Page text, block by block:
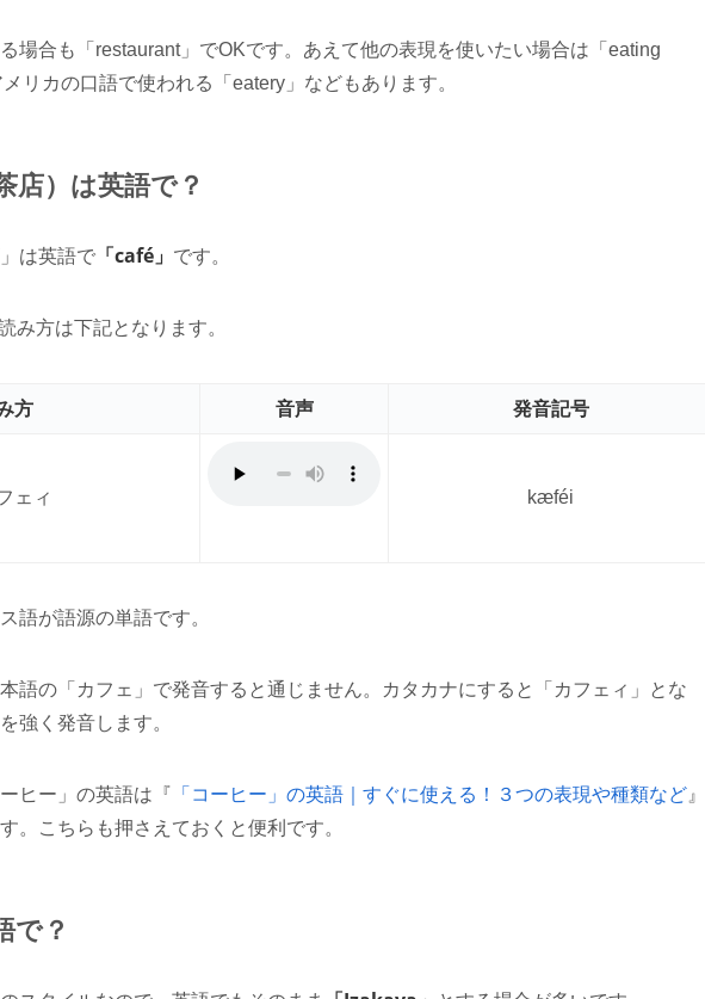
場合も「restaurant」でOKです。あえて他の表現を使いたい場合は「eating
リカの口語で使われる「eatery」などもあります。
店）は英語で？
は英語で 「café」 です。
み方は下記となります。
方 音声 発音記号
ェィ kæféi
語が語源の単語です。
語の「カフェ」で発音すると通じません。カタカナにすると「カフェィ」とな
強く発音します。
ヒー」の英語は『 「コーヒー」の英語｜すぐに使える！３つの表現や種類など』
。こちらも押さえておくと便利です。
で？